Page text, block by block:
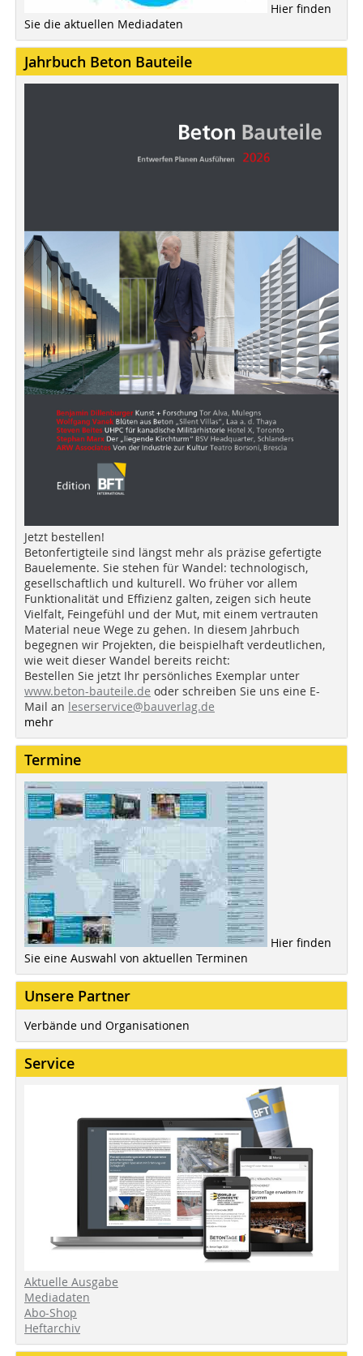
Hier finden
Sie die aktuellen Mediadaten
Jahrbuch Beton Bauteile
Jetzt bestellen!
Betonfertigteile sind längst mehr als präzise gefertigte
Bauelemente. Sie stehen für Wandel: technologisch,
gesellschaftlich und kulturell. Wo früher vor allem
Funktionalität und Effizienz galten, zeigen sich heute
Vielfalt, Feingefühl und der Mut, mit einem vertrauten
Material neue Wege zu gehen. In diesem Jahrbuch
begegnen wir Projekten, die beispielhaft verdeutlichen,
wie weit dieser Wandel bereits reicht:
Bestellen Sie jetzt Ihr persönliches Exemplar unter
www.beton-bauteile.de oder schreiben Sie uns eine E-
Mail an leserservice@bauverlag.de
mehr
Termine
Hier finden
Sie eine Auswahl von aktuellen Terminen
Unsere Partner
Verbände und Organisationen
Service
Aktuelle Ausgabe
Mediadaten
Abo-Shop
Heftarchiv